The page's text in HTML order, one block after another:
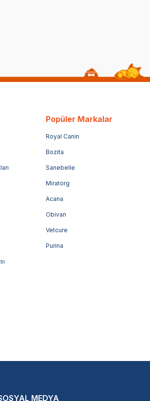
Popüler Markalar
Royal Canin
Bozita
Sanebelle
Miratorg
Acana
Obivan
Vetcure
Purina
MEDYA